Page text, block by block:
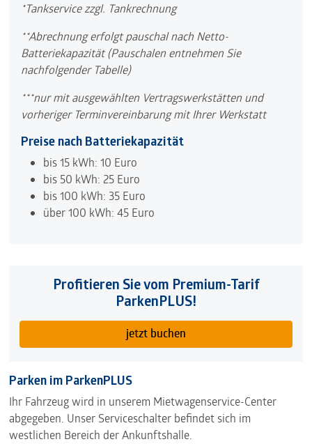
*Tankservice zzgl. Tankrechnung
**Abrechnung erfolgt pauschal nach Netto-
Batteriekapazität (Pauschalen entnehmen Sie
nachfolgender Tabelle)
***nur mit ausgewählten Vertragswerkstätten und
vorheriger Terminvereinbarung mit Ihrer Werkstatt
Preise nach Batteriekapazität
bis 15 kWh: 10 Euro
bis 50 kWh: 25 Euro
bis 100 kWh: 35 Euro
über 100 kWh: 45 Euro
Profitieren Sie vom Premium-Tarif
ParkenPLUS!
jetzt buchen
Parken im ParkenPLUS
Ihr Fahrzeug wird in unserem Mietwagenservice-Center
abgegeben. Unser Serviceschalter befindet sich im
westlichen Bereich der Ankunftshalle.